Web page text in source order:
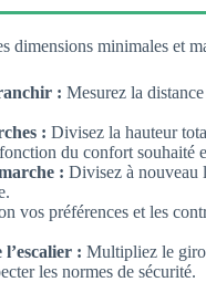
dimensions minimales et
: Mesurez la
: Divisez la hauteur
du confort souhaité
: Divisez à nouveau
vos préférences et les
: Multipliez le
les normes de sécurité.